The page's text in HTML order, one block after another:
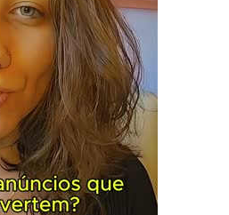
em qualquer canal.